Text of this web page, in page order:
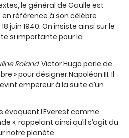
le général de Gaulle est
en référence à son célèbre
juin 1940. On insiste ainsi sur le
si importante pour la
Roland, Victor Hugo parle de
» pour désigner Napoléon III. Il
empereur à la suite d’un
évoquent l’Everest comme
», rappelant ainsi qu’il s’agit du
notre planète.